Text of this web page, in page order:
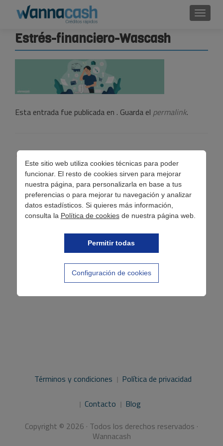
Este sitio web utiliza cookies técnicas para poder
funcionar. El resto de cookies sirven para mejorar
nuestra página, para personalizarla en base a tus
preferencias o para mejorar tu navegación y analizar
datos estadísticos. Si quieres más información,
consulta la Política de cookiesde nuestra página web.
Permitir todas
Configuración de cookies
Estrés-financiero-Wascash
Esta entrada fue publicada en . Guarda el permalink.
Navegación
de
entradas
←
Términos y condiciones Política de privacidad
Contacto
Blog
Copyright © 2026 · Todos los derechos reservados ·
Wannacash